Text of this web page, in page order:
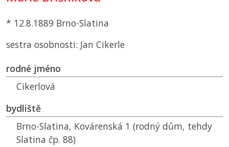
* 12.8.1889 Brno-Slatina
sestra osobnosti: Jan Cikerle
rodné jméno
Cikerlová
bydliště
Brno-Slatina, Kovárenská 1 (rodný dům, tehdy
Slatina čp. 88)